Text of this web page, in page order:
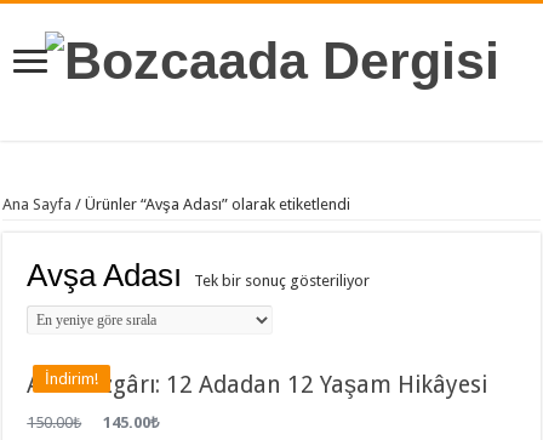
Ana Sayfa / Ürünler “Avşa Adası” olarak etiketlendi
Avşa Adası Tek bir sonuç gösteriliyor
İndirim!
Ada Rüzgârı: 12 Adadan 12 Yaşam Hikâyesi
150.00₺ 145.00₺